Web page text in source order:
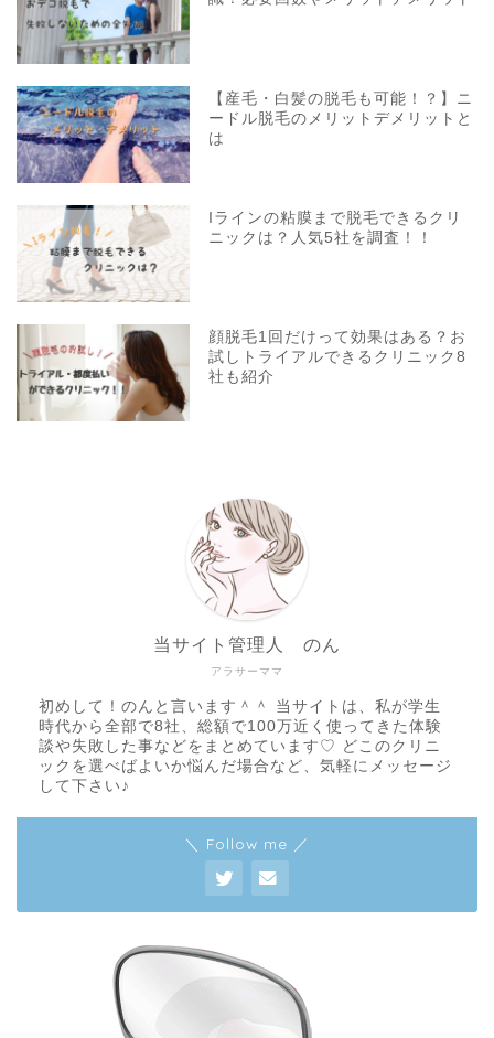
【産毛・白髪の脱毛も可能！？】ニ
ードル脱毛のメリットデメリットと
は
Iラインの粘膜まで脱毛できるクリ
ニックは？人気5社を調査！！
顔脱毛1回だけって効果はある？お
試しトライアルできるクリニック8
社も紹介
アラサーママ
当サイト管理人 のん
初めして！のんと言います＾＾ 当サイトは、私が学生
時代から全部で8社、総額で100万近く使ってきた体験
談や失敗した事などをまとめています♡ どこのクリニ
ックを選べばよいか悩んだ場合など、気軽にメッセージ
して下さい♪
＼ Follow me ／